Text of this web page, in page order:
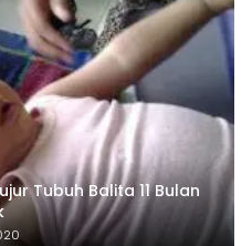
Tubuh Balita 11 Bulan